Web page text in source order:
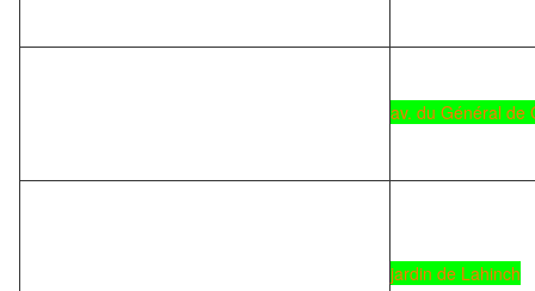
av. du Général de
jardin de Lahinch